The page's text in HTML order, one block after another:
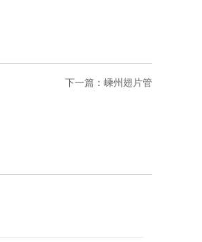
下一篇： 嵊州翅片管